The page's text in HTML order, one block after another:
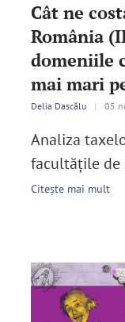
Cât ne
România
domeniile
mai mari
Delia Dascălu | 05
Analiza
facultăţile de
Citește mai mult